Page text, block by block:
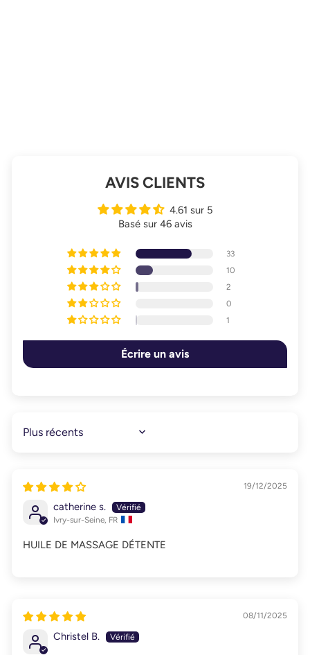
AVIS CLIENTS
4.61 sur 5
Basé sur 46 avis
33
10
2
0
1
Écrire un avis
SORT BY
19/12/2025
catherine s.
Ivry-sur-Seine, FR
HUILE DE MASSAGE DÉTENTE
08/11/2025
Christel B.